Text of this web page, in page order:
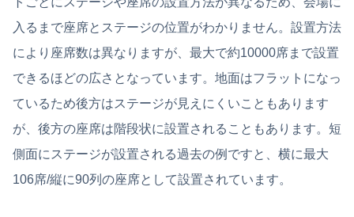
入るまで座席とステージの位置がわかりません。設置方法
により座席数は異なりますが、最大で約10000席まで設置
できるほどの広さとなっています。地面はフラットになっ
ているため後方はステージが見えにくいこともあります
が、後方の座席は階段状に設置されることもあります。短
側面にステージが設置される過去の例ですと、横に最大
106席/縦に90列の座席として設置されています。